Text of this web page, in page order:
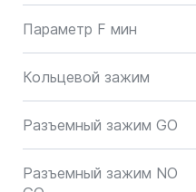
Параметр F мин
Кольцевой зажим
Разъемный зажим GO
Разъемный зажим NO